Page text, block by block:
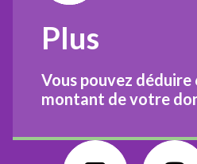
Plus
Vous pouvez déduire
montant de votre